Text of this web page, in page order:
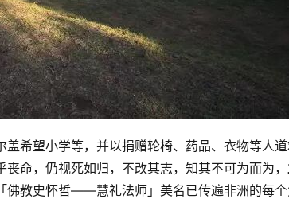
盖希望小学等，并以捐赠轮椅、药品、衣物等人
命，仍视死如归，不改其志，知其不可为而为，
「佛教史怀哲——慧礼法师」美名已传遍非洲的每个